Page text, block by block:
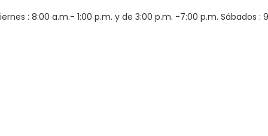
: 8:00 a.m.- 1:00 p.m. y de 3:00 p.m. -7:00 p.m. Sábados :